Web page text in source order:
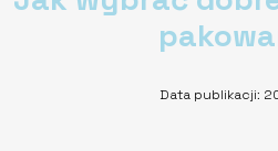
Data publikacji: